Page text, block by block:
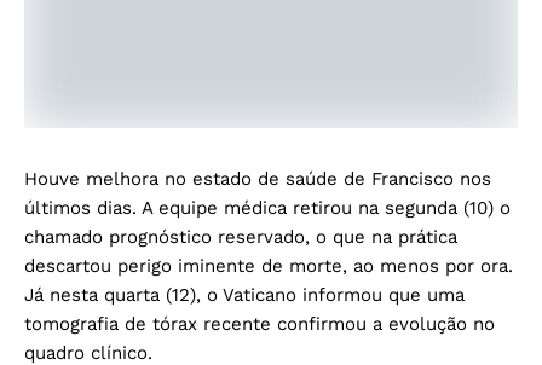
Houve melhora no estado de saúde de Francisco nos
últimos dias. A equipe médica retirou na segunda (10) o
chamado prognóstico reservado, o que na prática
descartou perigo iminente de morte, ao menos por ora.
Já nesta quarta (12), o Vaticano informou que uma
tomografia de tórax recente confirmou a evolução no
quadro clínico.